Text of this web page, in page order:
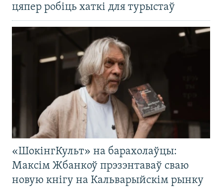
цяпер робіць хаткі для турыстаў
«ШокінгКульт» на барахолаўцы:
Максім Жбанкоў прэзэнтаваў сваю
новую кнігу на Кальварыйскім рынку